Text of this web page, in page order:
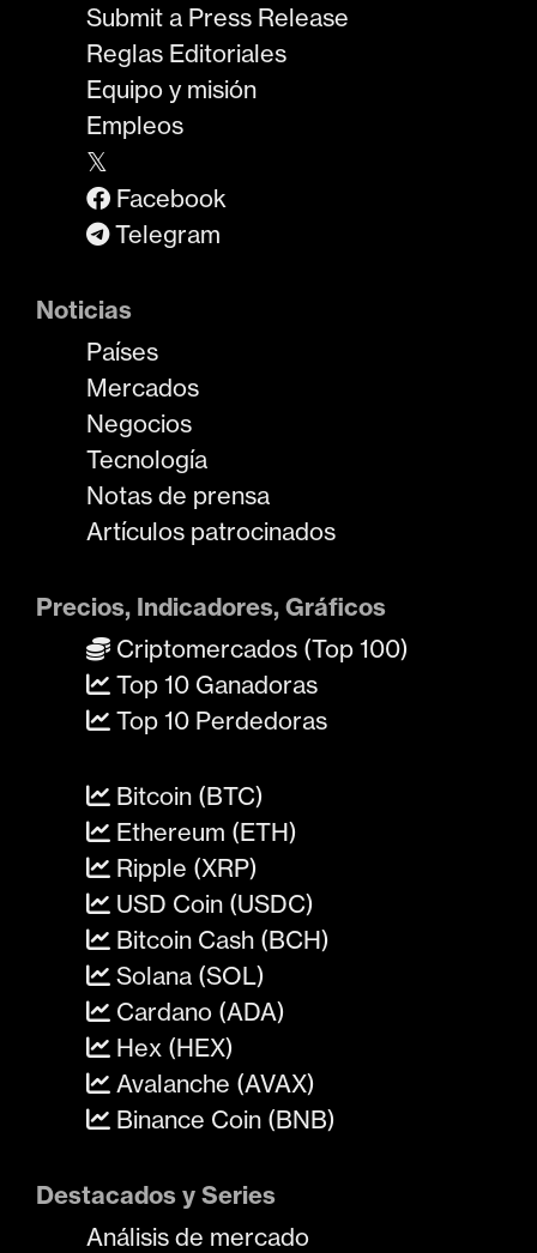
Submit a Press Release
Reglas Editoriales
Equipo y misión
Empleos
𝕏
Facebook
Telegram
Noticias
Países
Mercados
Negocios
Tecnología
Notas de prensa
Artículos patrocinados
Precios, Indicadores, Gráficos
Criptomercados (Top 100)
Top 10 Ganadoras
Top 10 Perdedoras
Bitcoin (BTC)
Ethereum (ETH)
Ripple (XRP)
USD Coin (USDC)
Bitcoin Cash (BCH)
Solana (SOL)
Cardano (ADA)
Hex (HEX)
Avalanche (AVAX)
Binance Coin (BNB)
Destacados y Series
Análisis de mercado